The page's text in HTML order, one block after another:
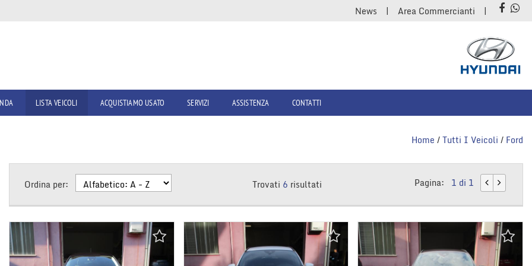
News Area Commercianti
LISTA VEICOLI ACQUISTIAMO USATO SERVIZI ASSISTENZA CONTATTI
Home /Tutti I Veicoli / Ford
Ordina per: Trovati 6 risultati Pagina: 1 di 1